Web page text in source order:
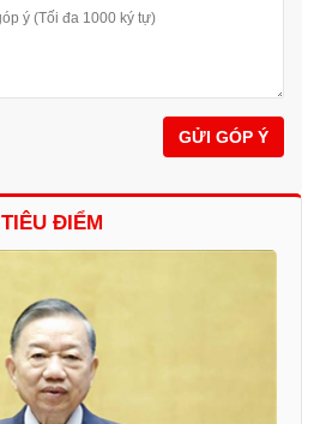
GỬI GÓP Ý
TIÊU ĐIỂM